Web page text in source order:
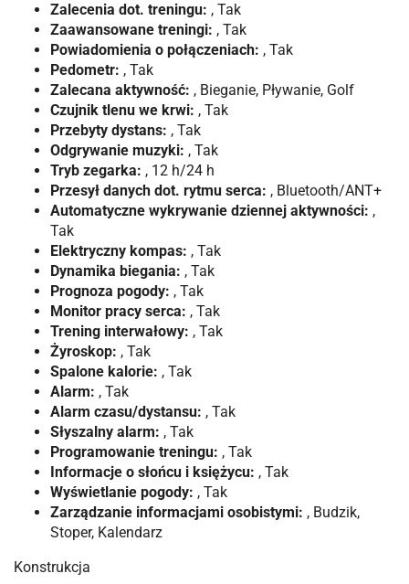
Zalecenia dot. treningu: , Tak
Zaawansowane treningi: , Tak
Powiadomienia o połączeniach: , Tak
Pedometr: , Tak
Zalecana aktywność: , Bieganie, Pływanie, Golf
Czujnik tlenu we krwi: , Tak
Przebyty dystans: , Tak
Odgrywanie muzyki: , Tak
Tryb zegarka: , 12 h/24 h
Przesył danych dot. rytmu serca: , Bluetooth/ANT+
Automatyczne wykrywanie dziennej aktywności: ,
Tak
Elektryczny kompas: , Tak
Dynamika biegania: , Tak
Prognoza pogody: , Tak
Monitor pracy serca: , Tak
Trening interwałowy: , Tak
Żyroskop: , Tak
Spalone kalorie: , Tak
Alarm: , Tak
Alarm czasu/dystansu: , Tak
Słyszalny alarm: , Tak
Programowanie treningu: , Tak
Informacje o słońcu i księżycu: , Tak
Wyświetlanie pogody: , Tak
Zarządzanie informacjami osobistymi: , Budzik,
Stoper, Kalendarz
Konstrukcja